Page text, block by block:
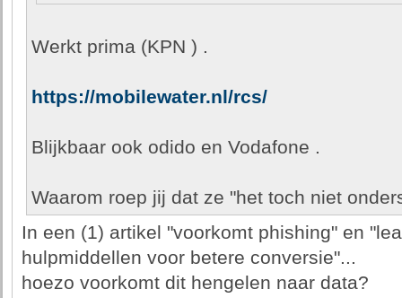
Werkt prima (KPN ) .
https://mobilewater.nl/rcs/
Blijkbaar ook odido en Vodafone .
Waarom roep jij dat ze "het toch niet
In een (1) artikel "voorkomt phishing" en
hulpmiddellen voor betere conversie"...
hoezo voorkomt dit hengelen naar data?